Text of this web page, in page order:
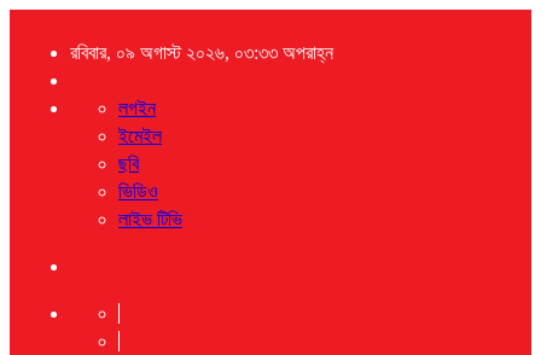
রবিবার, ০৯ অগাস্ট ২০২৬, ০৩:৩৩ অপরাহ্ন
লগইন
ইমেইল
ছবি
ভিডিও
লাইভ টিভি